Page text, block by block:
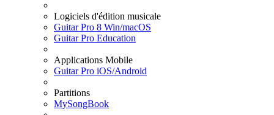
Logiciels d'édition musicale
Guitar Pro 8 Win/macOS
Guitar Pro Education
Applications Mobile
Guitar Pro iOS/Android
Partitions
MySongBook